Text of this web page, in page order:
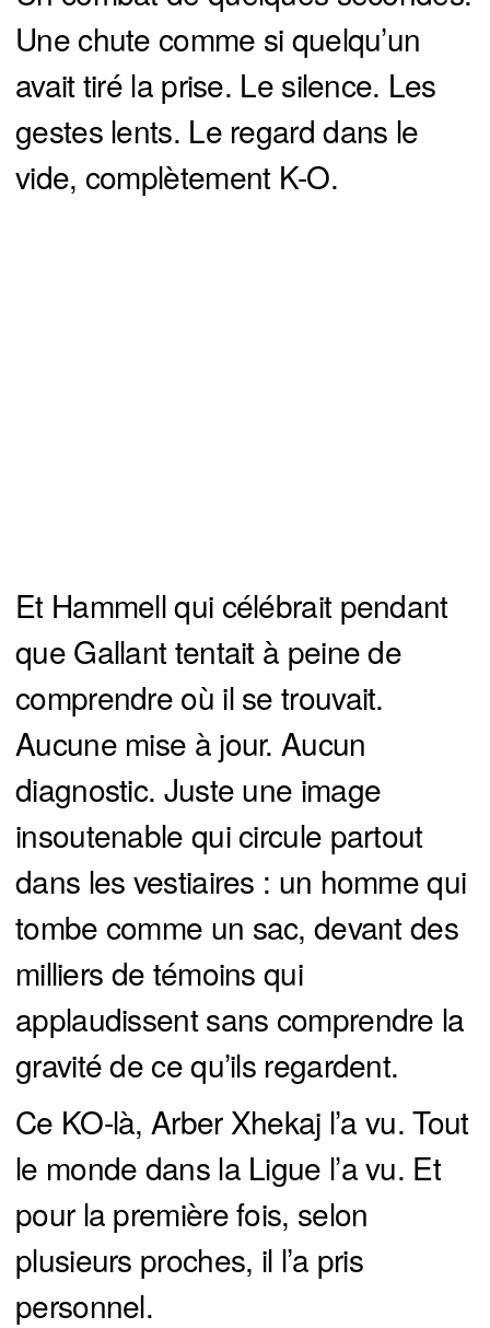
Une chute comme si quelqu’un
avait tiré la prise. Le silence. Les
gestes lents. Le regard dans le
vide, complètement K-O.
Et Hammell qui célébrait pendant
que Gallant tentait à peine de
comprendre où il se trouvait.
Aucune mise à jour. Aucun
diagnostic. Juste une image
insoutenable qui circule partout
dans les vestiaires : un homme qui
tombe comme un sac, devant des
milliers de témoins qui
applaudissent sans comprendre la
gravité de ce qu’ils regardent.
Ce KO-là, Arber Xhekaj l’a vu. Tout
le monde dans la Ligue l’a vu. Et
pour la première fois, selon
plusieurs proches, il l’a pris
personnel.